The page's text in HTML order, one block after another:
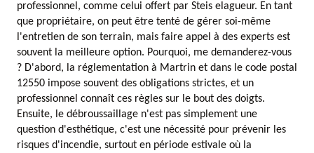
professionnel, comme celui offert par Steis elagueur. En tant
que propriétaire, on peut être tenté de gérer soi-même
l'entretien de son terrain, mais faire appel à des experts est
souvent la meilleure option. Pourquoi, me demanderez-vous
? D'abord, la réglementation à Martrin et dans le code postal
12550 impose souvent des obligations strictes, et un
professionnel connaît ces règles sur le bout des doigts.
Ensuite, le débroussaillage n'est pas simplement une
question d'esthétique, c'est une nécessité pour prévenir les
risques d'incendie, surtout en période estivale où la